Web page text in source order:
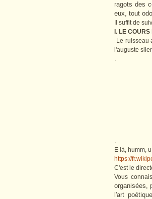
ragots des
eux, tout
Il suffit de
I. LE
Le ruisseau
l'auguste
.
.
E là, humm,
https://
C'est le
Vous
organisées,
l'art